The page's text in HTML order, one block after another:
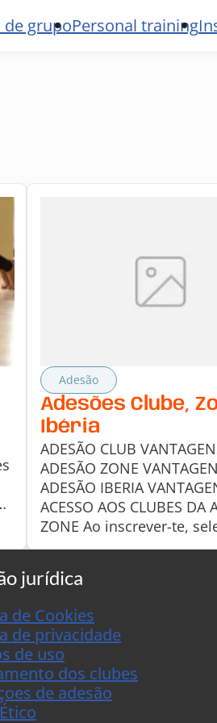
de grupoPersonal training
Adesão
Adesões Clube,
Ibéria
ADESÃO CLUB
ADESÃO ZONE
ADESÃO IBERIA
ACESSO AOS CLUBES DA
ZONE Ao inscrever-te,
o teu clube principal e
vários clubes. Poderás
mais abaixo os clubes a
acesso da acordo com o
Níveis de Zona Região
Aveiro, Coimbra, […]
jurídica
de Cookies
de privacidade
de uso
dos clubes
de adesão